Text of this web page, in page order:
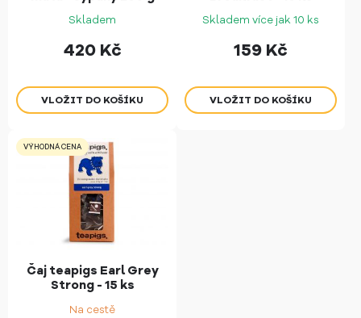
Skladem
420 Kč
Skladem více jak 10 ks
159 Kč
VÝHODNÁ CENA
Čaj teapigs Earl Grey
Strong - 15 ks
Na cestě